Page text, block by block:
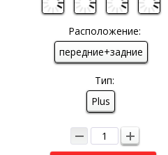
Расположение:
передние+задние
Тип:
Plus